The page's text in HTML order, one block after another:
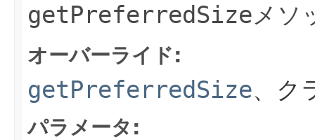
getPreferredSizeメソ
オーバーライド:
getPreferredSize、ク
パラメータ: